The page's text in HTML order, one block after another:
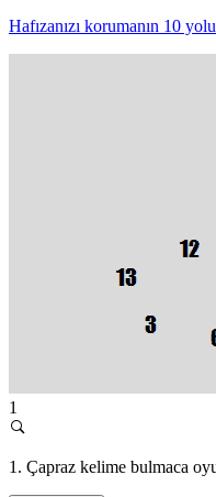
Hafızanızı korumanın 10 yolu
1
1. Çapraz kelime bulmaca